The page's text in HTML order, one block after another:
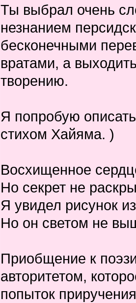
Ты выбрал очень
незнанием
бесконечными
вратами, а
творению.
Я попробую
стихом Хайяма. )
Восхищенное
Но секрет не
Я увидел рисунок
Но он светом не
Приобщение к
авторитетом,
попыток